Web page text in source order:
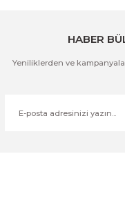
HABER
Yeniliklerden ve